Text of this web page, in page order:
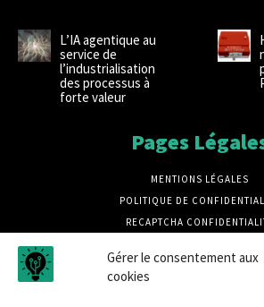
Gérer le consentement aux
cookies
L’IA agentique au
service de
l’industrialisation
des processus à
forte valeur
Pages
MENTIONS LÉGALES
POLITIQUE DE
RECAPTCHA
CRÉDITS PHOTOS MAGNIFIC